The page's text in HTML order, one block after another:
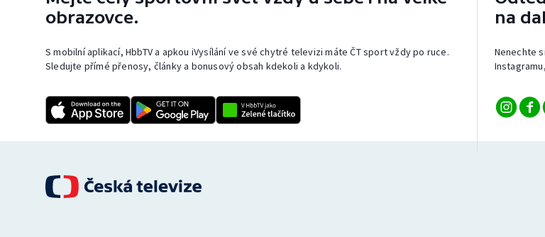
obrazovce.
S mobilní aplikací, HbbTV a apkou iVysílání ve své chytré televizi máte ČT sport vždy po ruce.
Sledujte přímé přenosy, články a bonusový obsah kdekoli a kdykoli.
na
Nenechte